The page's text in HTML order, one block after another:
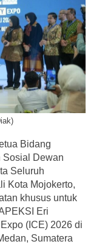
Bidang
Sosial Dewan
Seluruh
Kota Mojokerto,
khusus untuk
Eri
(ICE) 2026 di
Sumatera